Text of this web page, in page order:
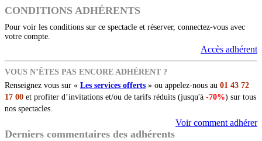
CONDITIONS ADHÉRENTS
Pour voir les conditions sur ce spectacle et réserver, connectez-vous avec
votre compte.
Accès adhérent
VOUS N’ÊTES PAS ENCORE ADHÉRENT ?
Renseignez vous sur « Les services offerts » ou appelez-nous au 01 43 72
17 00 et profiter d’invitations et/ou de tarifs réduits (jusqu'à -70%) sur tous
nos spectacles.
Voir comment adhérer
Derniers commentaires des adhérents